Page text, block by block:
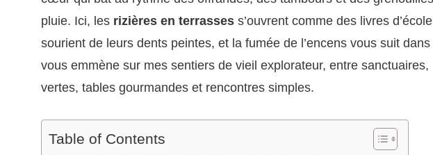
pluie. Ici, les rizières en terrasses s’ouvrent comme des livres
sourient de leurs dents peintes, et la fumée de l’encens vous suit
vous emmène sur mes sentiers de vieil explorateur, entre sanctuaires,
vertes, tables gourmandes et rencontres simples.
Table of Contents